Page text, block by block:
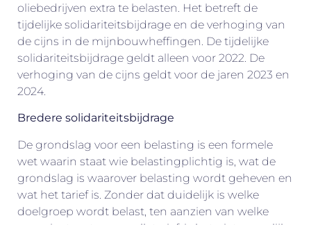
oliebedrijven extra te belasten. Het betreft de
tijdelijke solidariteitsbijdrage en de verhoging van
de cijns in de mijnbouwheffingen. De tijdelijke
solidariteitsbijdrage geldt alleen voor 2022. De
verhoging van de cijns geldt voor de jaren 2023 en
2024.
Bredere solidariteitsbijdrage
De grondslag voor een belasting is een formele
wet waarin staat wie belastingplichtig is, wat de
grondslag is waarover belasting wordt geheven en
wat het tarief is. Zonder dat duidelijk is welke
doelgroep wordt belast, ten aanzien van welke